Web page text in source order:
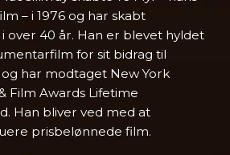
– i 1976 og har skabt
over 40 år. Han er blevet hyldet
for sit bidrag til
har modtaget New York
Film Awards Lifetime
Han bliver ved med at
prisbelønnede film.